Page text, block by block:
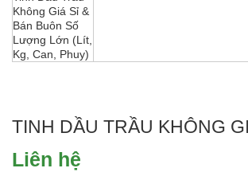
TINH DẦU TRẦU KHÔNG
Liên hệ